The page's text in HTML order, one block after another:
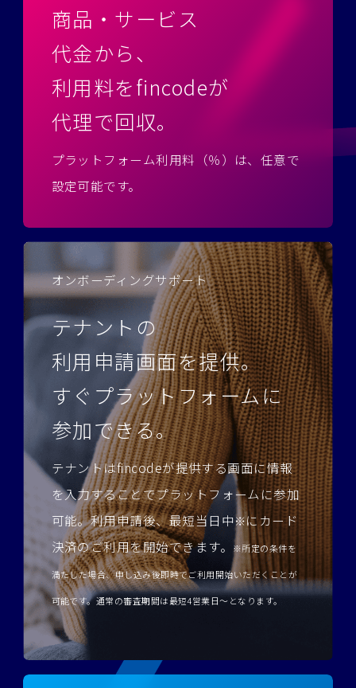
商品・サービス
代金から、
利用料をfincodeが
代理で回収。
プラットフォーム利用料（％）は、任意で
設定可能です。
オンボーディングサポート
テナントの
利用申請画面を提供。
すぐプラットフォームに
参加できる。
テナントはfincodeが提供する画面に情報
を入力することでプラットフォームに参加
可能。利用申請後、最短当日中※にカード
決済のご利用を開始できます。※所定の条件を
満たした場合、申し込み後即時でご利用開始いただくことが
可能です。通常の審査期間は最短4営業日～となります。